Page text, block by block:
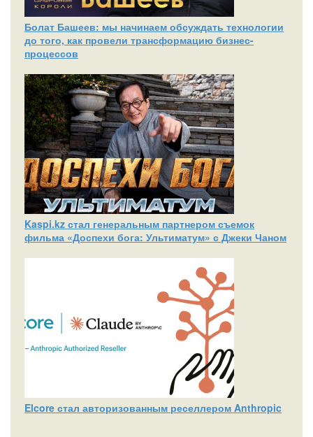
Болат Башеев: мы начинаем обсуждать технологии
до того, как провели трансформацию бизнес-
процессов
Kaspi.kz стал генеральным партнером съемок
фильма «Доспехи бога: Ультиматум» с Джеки Чаном
Elcore стал авторизованным реселлером Anthropic